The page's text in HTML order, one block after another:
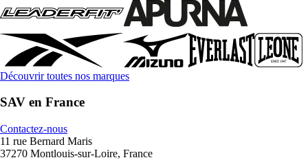
Découvrir toutes nos marques
SAV en France
Contactez-nous
11 rue Bernard Maris
37270 Montlouis-sur-Loire, France